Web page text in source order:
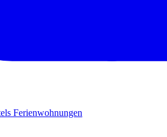
Ferienwohnungen